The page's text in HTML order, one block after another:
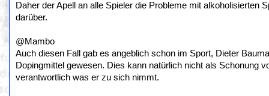
Daher der Apell an alle Spieler die Probleme mit alkoholisierten
darüber.
@Mambo
Auch diesen Fall gab es angeblich schon im Sport, Dieter
Dopingmittel gewesen. Dies kann natürlich nicht als Schonung
verantwortlich was er zu sich nimmt.